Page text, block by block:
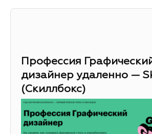
Профессия
дизайнер удаленно —
(Скиллбокс)